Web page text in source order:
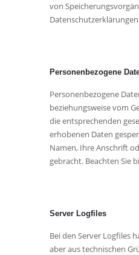
von
Personenbezogene
Personenbezogene
beziehungsweise vom
die entsprechenden
erhobenen Daten
Namen, Ihre Anschrift
gebracht. Beachten Sie
Server Logfiles
Bei den Server Logfiles
aber aus technischen